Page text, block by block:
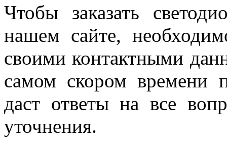
Чтобы заказать
нашем сайте,
своими контактными
самом скором времени
даст ответы на все
уточнения.